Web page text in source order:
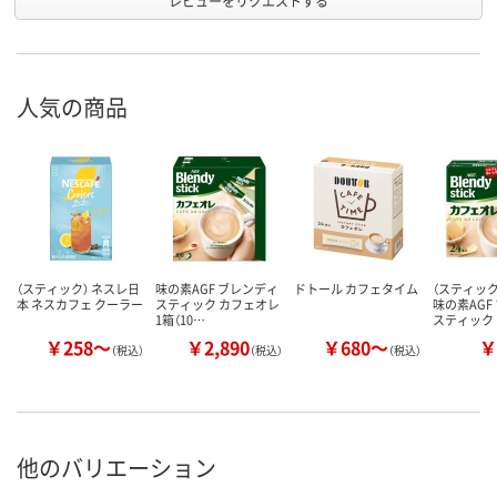
人気の商品
（スティック） ネスレ日
本 ネスカフェ クーラー
￥258～（税込）
味の素AGF ブレンディ
スティック カフェオレ
1箱（10…
￥2,890（税込）
ドトール カフェタイム
￥680～（税込）
（スティッ
味の素AGF
スティッ
他のバリエーション